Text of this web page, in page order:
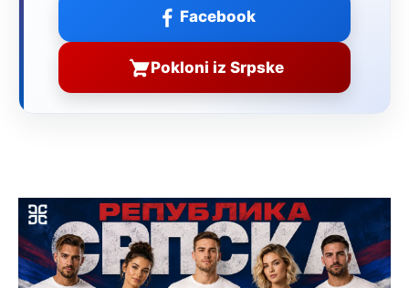
Facebook
Pokloni iz Srpske